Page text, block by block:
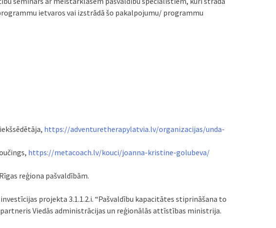
ietvaros vai izstrādā šo pakalpojumu/ programmu
https://adventuretherapylatvia.lv/organizacijas/unda-
https://metacoach.lv/kouci/joanna-kristine-golubeva/
reģiona pašvaldībām.
projekta 3.1.1.2.i. “Pašvaldību kapacitātes stiprināšana to
Viedās administrācijas un reģionālās attīstības ministrija.